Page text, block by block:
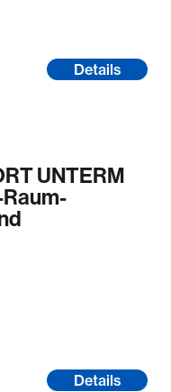
Details
UNTERM
Details